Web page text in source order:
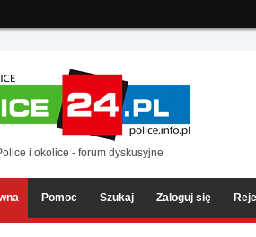
i okolice - forum dyskusyjne
Pomoc Szukaj Zaloguj się